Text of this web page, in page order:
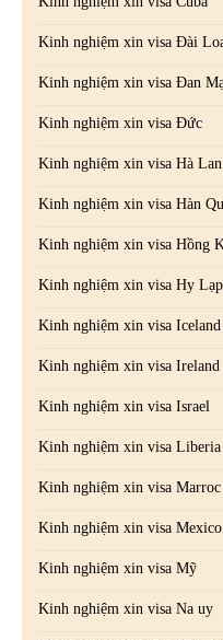
Kinh nghiệm xin visa Đài
Kinh nghiệm xin visa Đan
Kinh nghiệm xin visa Đức
Kinh nghiệm xin visa Hà Lan
Kinh nghiệm xin visa Hàn
Kinh nghiệm xin visa Hồng
Kinh nghiệm xin visa Hy Lạp
Kinh nghiệm xin visa Iceland
Kinh nghiệm xin visa Ireland
Kinh nghiệm xin visa Israel
Kinh nghiệm xin visa Liberia
Kinh nghiệm xin visa Marroc
Kinh nghiệm xin visa Mexico
Kinh nghiệm xin visa Mỹ
Kinh nghiệm xin visa Na uy